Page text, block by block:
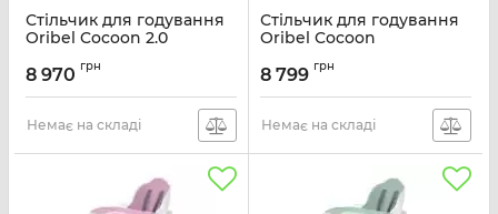
Стільчик для годування
Oribel Cocoon 2.0
Артикул: OR211-90006
8 970 грн
Немає на складі
Стільчик для годування
Oribel Cocoon
Артикул: OR203-90013
8 799 грн
Немає на складі